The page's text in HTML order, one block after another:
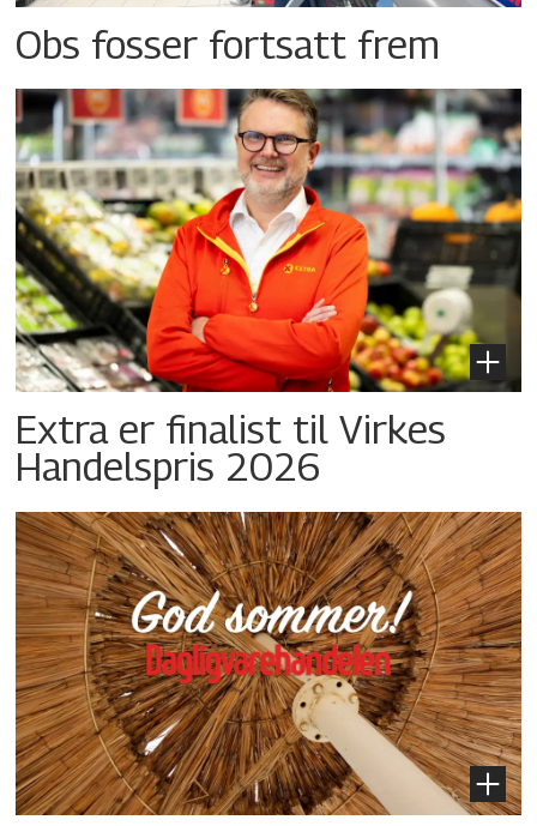
Obs fosser fortsatt frem
Extra er finalist til Virkes
Handelspris 2026